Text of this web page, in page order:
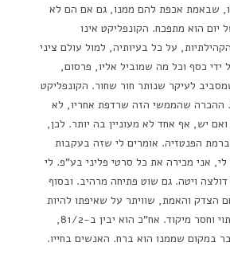
שבאמת אכפת להם ממנו, גם אם הם לא
יום הוא מתפכח. הקונפליקט אינו
על כל בעיותיה, למול עולם ציני
כסף וכל מה שמוביל אליו, פרסום,
לעיקר שנותר חור שחור. הקונפליקט
ההכרה שהממשי הזה שרדפת אחריו, לא
יש, אף אחד לא מעוניין בה יותר. לכן,
הפנטזיה. אומרים לי שזה בעקבות
לי, אני מכירה את כל סרטי פליני בע"פ. לי
ויטה. גם שוט פתיחה מרהיב. ובסוף
הצדק והאמת, שוויתר על שאיפתו להיות
כותב, נהיה ליח"צן שתוי וחסר מיקוד. אח"כ הוא יבין ב-81/2,
במקום שממנו הוא ברח. האנשים בחייו.